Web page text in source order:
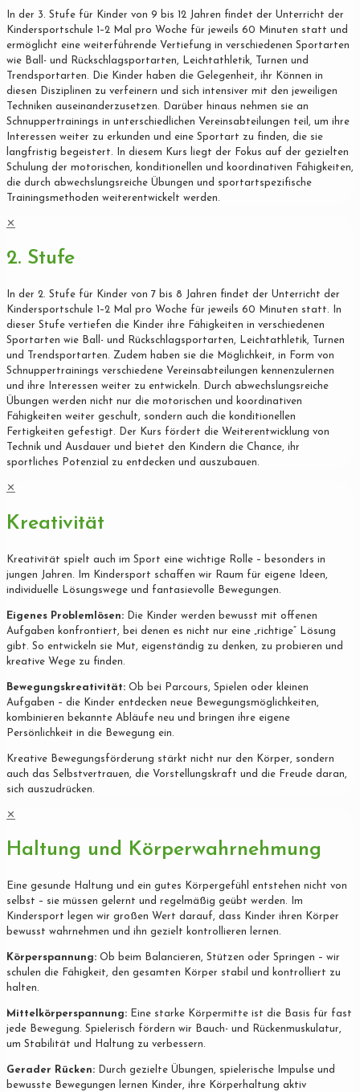
In der 3. Stufe für Kinder von 9 bis 12 Jahren findet der Unterricht der
Kindersportschule 1–2 Mal pro Woche für jeweils 60 Minuten statt und
ermöglicht eine weiterführende Vertiefung in verschiedenen Sportarten
wie Ball- und Rückschlagsportarten, Leichtathletik, Turnen und
Trendsportarten. Die Kinder haben die Gelegenheit, ihr Können in
diesen Disziplinen zu verfeinern und sich intensiver mit den jeweiligen
Techniken auseinanderzusetzen. Darüber hinaus nehmen sie an
Schnuppertrainings in unterschiedlichen Vereinsabteilungen teil, um ihre
Interessen weiter zu erkunden und eine Sportart zu finden, die sie
langfristig begeistert. In diesem Kurs liegt der Fokus auf der gezielten
Schulung der motorischen, konditionellen und koordinativen Fähigkeiten,
die durch abwechslungsreiche Übungen und sportartspezifische
Trainingsmethoden weiterentwickelt werden.
✕
2. Stufe
In der 2. Stufe für Kinder von 7 bis 8 Jahren findet der Unterricht der
Kindersportschule 1–2 Mal pro Woche für jeweils 60 Minuten statt. In
dieser Stufe vertiefen die Kinder ihre Fähigkeiten in verschiedenen
Sportarten wie Ball- und Rückschlagsportarten, Leichtathletik, Turnen
und Trendsportarten. Zudem haben sie die Möglichkeit, in Form von
Schnuppertrainings verschiedene Vereinsabteilungen kennenzulernen
und ihre Interessen weiter zu entwickeln. Durch abwechslungsreiche
Übungen werden nicht nur die motorischen und koordinativen
Fähigkeiten weiter geschult, sondern auch die konditionellen
Fertigkeiten gefestigt. Der Kurs fördert die Weiterentwicklung von
Technik und Ausdauer und bietet den Kindern die Chance, ihr
sportliches Potenzial zu entdecken und auszubauen.
✕
Kreativität
Kreativität spielt auch im Sport eine wichtige Rolle – besonders in
jungen Jahren. Im Kindersport schaffen wir Raum für eigene Ideen,
individuelle Lösungswege und fantasievolle Bewegungen.
Eigenes Problemlösen: Die Kinder werden bewusst mit offenen
Aufgaben konfrontiert, bei denen es nicht nur eine „richtige“ Lösung
gibt. So entwickeln sie Mut, eigenständig zu denken, zu probieren und
kreative Wege zu finden.
Bewegungskreativität: Ob bei Parcours, Spielen oder kleinen
Aufgaben – die Kinder entdecken neue Bewegungsmöglichkeiten,
kombinieren bekannte Abläufe neu und bringen ihre eigene
Persönlichkeit in die Bewegung ein.
Kreative Bewegungsförderung stärkt nicht nur den Körper, sondern
auch das Selbstvertrauen, die Vorstellungskraft und die Freude daran,
sich auszudrücken.
✕
Haltung und Körperwahrnehmung
Eine gesunde Haltung und ein gutes Körpergefühl entstehen nicht von
selbst – sie müssen gelernt und regelmäßig geübt werden. Im
Kindersport legen wir großen Wert darauf, dass Kinder ihren Körper
bewusst wahrnehmen und ihn gezielt kontrollieren lernen.
Körperspannung: Ob beim Balancieren, Stützen oder Springen – wir
schulen die Fähigkeit, den gesamten Körper stabil und kontrolliert zu
halten.
Mittelkörperspannung: Eine starke Körpermitte ist die Basis für fast
jede Bewegung. Spielerisch fördern wir Bauch- und Rückenmuskulatur,
um Stabilität und Haltung zu verbessern.
Gerader Rücken: Durch gezielte Übungen, spielerische Impulse und
bewusste Bewegungen lernen Kinder, ihre Körperhaltung aktiv